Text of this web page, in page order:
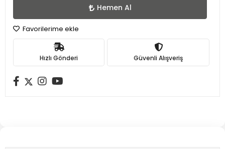
Hemen Al
Favorilerime ekle
Hızlı Gönderi Güvenli Alışveriş